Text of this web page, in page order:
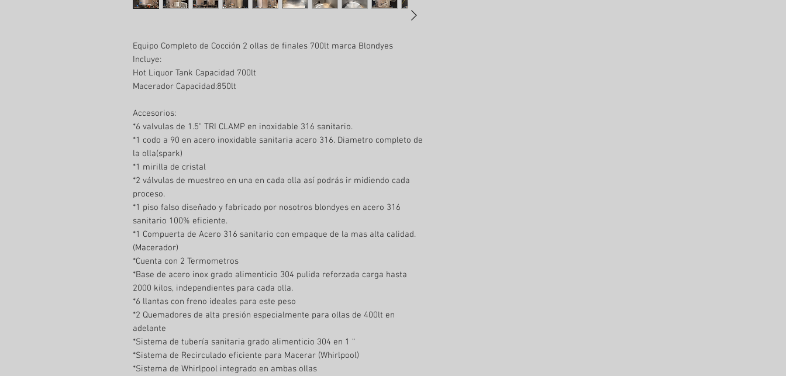
Equipo Completo de Cocción 2 ollas de finales 700lt marca Blondyes
Incluye:
Hot Liquor Tank Capacidad 700lt
Macerador Capacidad:850lt
Accesorios:
*6 valvulas de 1.5" TRI CLAMP en inoxidable 316 sanitario.
*1 codo a 90 en acero inoxidable sanitaria acero 316. Diametro completo de
la olla(spark)
*1 mirilla de cristal
*2 válvulas de muestreo en una en cada olla así podrás ir midiendo cada
proceso.
*1 piso falso diseñado y fabricado por nosotros blondyes en acero 316
sanitario 100% eficiente.
*1 Compuerta de Acero 316 sanitario con empaque de la mas alta calidad.
(Macerador)
*Cuenta con 2 Termometros
*Base de acero inox grado alimenticio 304 pulida reforzada carga hasta
2000 kilos, independientes para cada olla.
*6 llantas con freno ideales para este peso
*2 Quemadores de alta presión especialmente para ollas de 400lt en
adelante
*Sistema de tubería sanitaria grado alimenticio 304 en 1 “
*Sistema de Recirculado eficiente para Macerar (Whirlpool)
*Sistema de Whirlpool integrado en ambas ollas